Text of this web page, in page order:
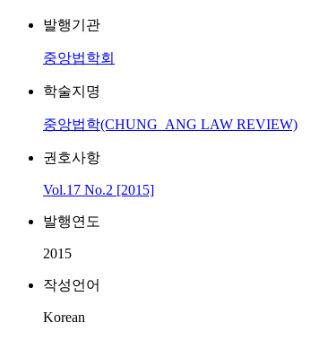
발행기관
중앙법학회
학술지명
중앙법학(CHUNG_ANG LAW REVIEW)
권호사항
Vol.17 No.2 [2015]
발행연도
2015
작성언어
Korean